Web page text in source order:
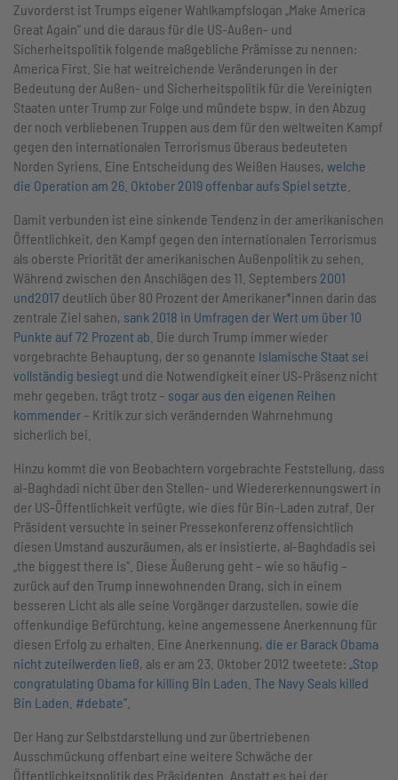
Zuvorderst ist Trumps eigener Wahlkampfslogan „Make America
Great Again“ und die daraus für die US-Außen- und
Sicherheitspolitik folgende maßgebliche Prämisse zu nennen:
America First. Sie hat weitreichende Veränderungen in der
Bedeutung der Außen- und Sicherheitspolitik für die Vereinigten
Staaten unter Trump zur Folge und mündete bspw. in den Abzug
der noch verbliebenen Truppen aus dem für den weltweiten Kampf
gegen den internationalen Terrorismus überaus bedeuteten
Norden Syriens. Eine Entscheidung des Weißen Hauses, welche
die Operation am 26. Oktober 2019 offenbar aufs Spiel setzte
Damit verbunden ist eine sinkende Tendenz in der amerikanischen
Öffentlichkeit, den Kampf gegen den internationalen Terrorismus
als oberste Priorität der amerikanischen Außenpolitik zu sehen.
Während zwischen den Anschlägen des 11. Septembers 2001
und2017 deutlich über 80 Prozent der Amerikaner*innen darin das
zentrale Ziel sahen, sank 2018 in Umfragen der Wert um über 10
Punkte auf 72 Prozent ab . Die durch Trump immer wieder
vorgebrachte Behauptung, der so genannte Islamische Staat sei
vollständig besiegt und die Notwendigkeit einer US-Präsenz nicht
mehr gegeben, trägt trotz – sogar aus den eigenen Reihen
kommender – Kritik zur sich verändernden Wahrnehmung
sicherlich bei.
Hinzu kommt die von Beobachtern vorgebrachte Feststellung, dass
al-Baghdadi nicht über den Stellen- und Wiedererkennungswert in
der US-Öffentlichkeit verfügte, wie dies für Bin-Laden zutraf. Der
Präsident versuchte in seiner Pressekonferenz offensichtlich
diesen Umstand auszuräumen, als er insistierte, al-Baghdadis sei
„the biggest there is“. Diese Äußerung geht – wie so häufig –
zurück auf den Trump innewohnenden Drang, sich in einem
besseren Licht als alle seine Vorgänger darzustellen, sowie die
offenkundige Befürchtung, keine angemessene Anerkennung für
diesen Erfolg zu erhalten. Eine Anerkennung, die er Barack Obama
nicht zuteilwerden ließ, als er am 23. Oktober 2012 tweetete: „Stop
congratulating Obama for killing Bin Laden. The Navy Seals killed
Bin Laden. #debate”
Der Hang zur Selbstdarstellung und zur übertriebenen
Ausschmückung offenbart eine weitere Schwäche der
Öffentlichkeitspolitik des Präsidenten. Anstatt es bei der